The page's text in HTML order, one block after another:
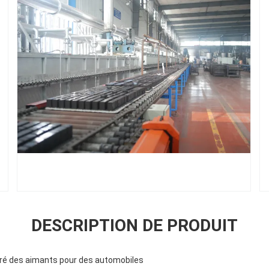
DESCRIPTION DE PRODUIT
des aimants pour des automobiles